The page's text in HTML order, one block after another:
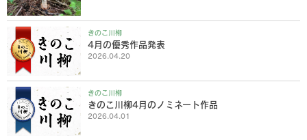
きのこ川柳
2026.04.20
4月の優秀作品発表
きのこ川柳
2026.04.01
きのこ川柳4月のノミネート作品